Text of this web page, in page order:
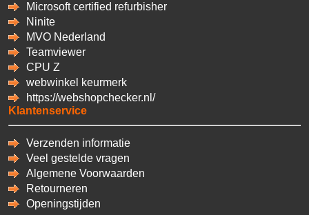
Microsoft certified refurbisher
Ninite
MVO Nederland
Teamviewer
CPU Z
webwinkel keurmerk
https://webshopchecker.nl/
Klantenservice
Verzenden informatie
Veel gestelde vragen
Algemene Voorwaarden
Retourneren
Openingstijden